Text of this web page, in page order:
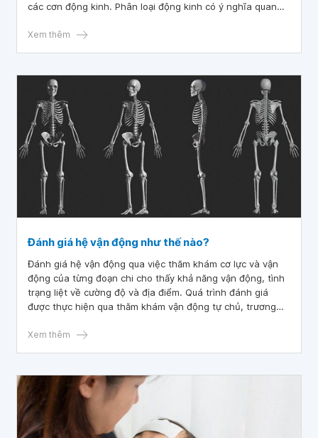
các cơn động kinh. Phân loại động kinh có ý nghĩa quan
Xem thêm
Đánh giá hệ vận động như thế nào?
Đánh giá hệ vận động qua việc thăm khám cơ lực và vận
động của từng đoạn chi cho thấy khả năng vận động, tình
trạng liệt về cường độ và địa điểm. Quá trình đánh giá
được thực hiện qua thăm khám vận động tự chủ, trương
và thăng bằng.
Xem thêm